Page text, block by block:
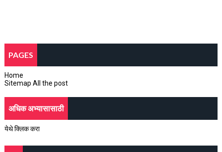
PAGES
Home
Sitemap All the post
अधिक अभ्यासासाठी
येथे क्लिक करा